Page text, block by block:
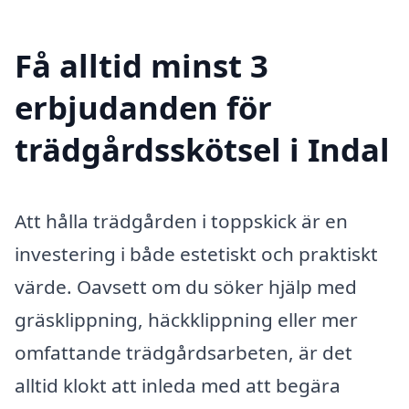
Få alltid minst 3
erbjudanden för
trädgårdsskötsel i Indal
Att hålla trädgården i toppskick är en
investering i både estetiskt och praktiskt
värde. Oavsett om du söker hjälp med
gräsklippning, häckklippning eller mer
omfattande trädgårdsarbeten, är det
alltid klokt att inleda med att begära